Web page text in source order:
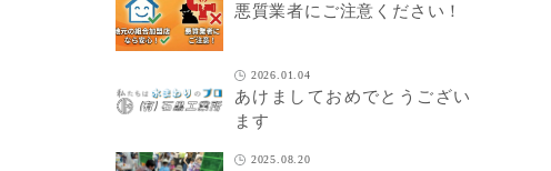
悪質業者にご注意ください！
2026.01.04
あけましておめでとうござい
ます
2025.08.20